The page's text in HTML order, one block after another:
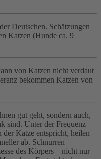
Deutschen. Schätzungen
Katzen (Hunde ca. 9
von Katzen nicht verdaut
bekommen Katzen von
gut geht, sondern auch,
sind. Unter der Frequenz
Katze entspricht, heilen
ab. Schnurren
des Körpers – nicht nur